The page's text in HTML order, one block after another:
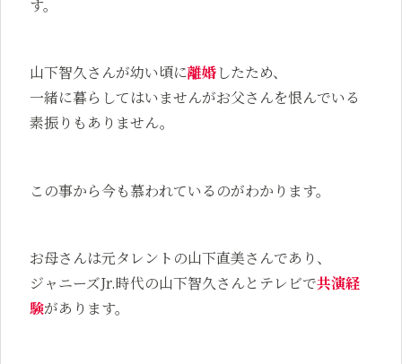
す。
山下智久さんが幼い頃に離婚したため、
一緒に暮らしてはいませんがお父さんを恨んでいる
素振りもありません。
この事から今も慕われているのがわかります。
お母さんは元タレントの山下直美さんであり、
ジャニーズJr.時代の山下智久さんとテレビで共演経
験があります。